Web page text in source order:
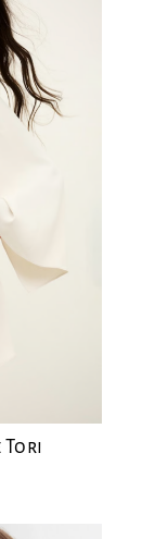
Tori